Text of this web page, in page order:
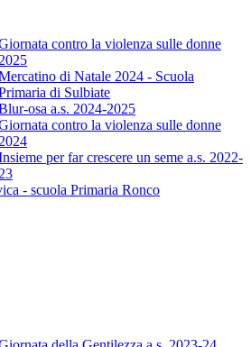
contro la violenza sulle donne
2025
di Natale 2024 - Scuola
di Sulbiate
osa a.s. 2024-2025
contro la violenza sulle donne
2024
per far crescere un seme a.s. 2022-
23
- scuola Primaria Ronco